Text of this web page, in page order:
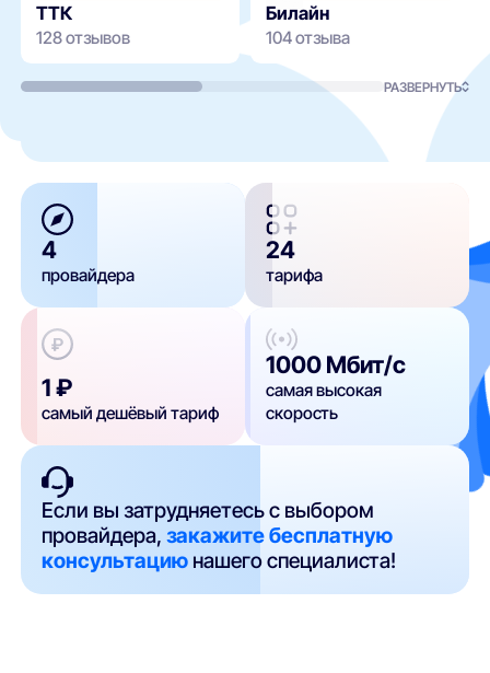
ТТК
128 отзывов
Билайн
104 отзыва
РАЗВЕРНУТЬ
4
провайдера
24
тарифа
1 ₽
самый дешёвый тариф
1000 Мбит/с
самая высокая
скорость
Если вы затрудняетесь с выбором
провайдера,закажите бесплатную
консультацию нашего специалиста!